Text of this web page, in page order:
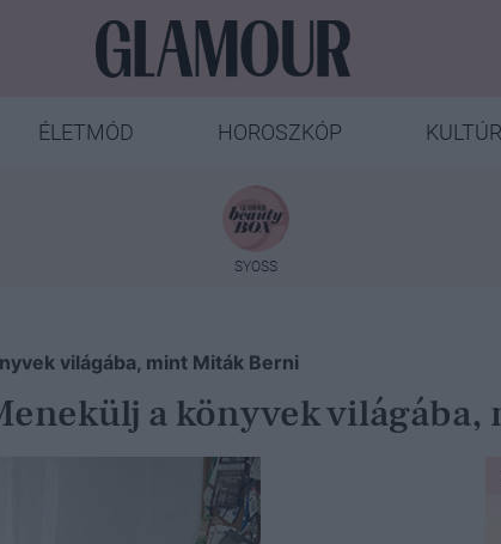
ÉLETMÓD HOROSZKÓP
SYOSS
világába, mint Miták Berni
a könyvek